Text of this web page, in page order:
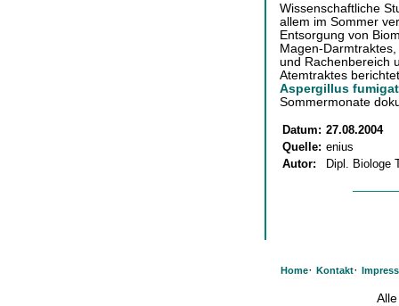
Wissenschaftliche
allem im Sommer
Entsorgung von
Magen-
und Rachenbereich
Atemtraktes
Aspergillus
Sommermonate
Datum: 27.08.2004
Quelle: enius
Autor:
Dipl. Biologe
Home· Kontakt·